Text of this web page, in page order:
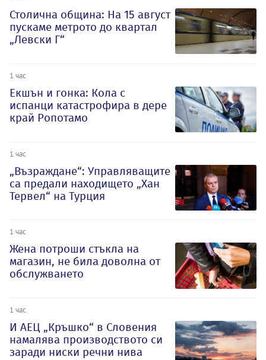
Столична община: На 15 август
пускаме метрото до квартал
„Левски Г“
1 час
Екшън и гонка: Кола с
испанци катастрофира в дере
край Ропотамо
1 час
„Възраждане“: Управляващите
са предали находището „Хан
Тервел“ на Турция
1 час
Жена потроши стъкла на
магазин, не била доволна от
обслужването
1 час
И АЕЦ „Кръшко“ в Словения
намалява производството си
заради ниски речни нива